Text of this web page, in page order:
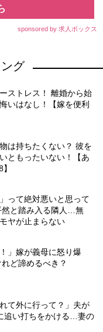
sponsored by 求人ボックス
グ
ストレス！ 離婚から始
いはなし！【嫁を便利
は持ちたくない？ 彼を
ともったいない！【あ
って絶対悪いと思って
と踏み入る隣人…無
ヤが止まらない
」嫁が義母に怒り爆
ど諦めるべき？
て外に行って？」夫が
追い打ちをかける…妻の